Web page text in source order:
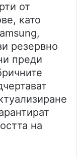
от
като
резервно
преди
на